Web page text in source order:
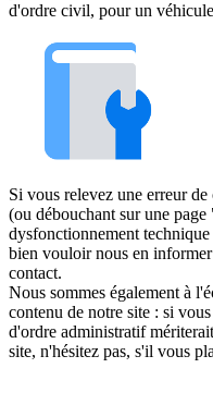
d'ordre civil, pour un
Si vous relevez une erreur
(ou débouchant sur une
dysfonctionnement
bien vouloir nous en
contact.
Nous sommes également à
contenu de notre site : si
d'ordre administratif
site, n'hésitez pas, s'il vous